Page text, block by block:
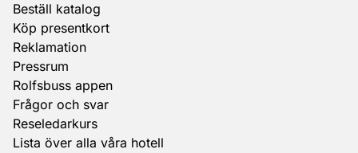
Beställ katalog
Köp presentkort
Reklamation
Pressrum
Rolfsbuss appen
Frågor och svar
Reseledarkurs
Lista över alla våra hotell